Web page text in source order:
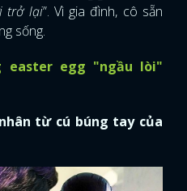
trở lại”. Vì gia đình, cô sẵn
sống.
easter egg "ngầu lòi"
từ cú búng tay của